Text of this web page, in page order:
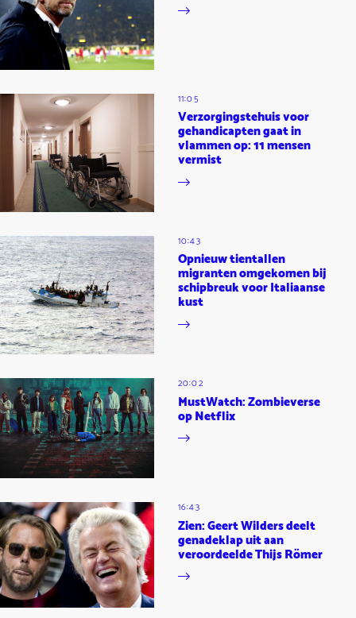
11:05
Verzorgingstehuis voor
gehandicapten gaat in
vlammen op: 11 mensen
vermist
10:43
Opnieuw tientallen
migranten omgekomen bij
schipbreuk voor Italiaanse
kust
20:02
MustWatch: Zombieverse
op Netflix
16:43
Zien: Geert Wilders deelt
genadeklap uit aan
veroordeelde Thijs Römer